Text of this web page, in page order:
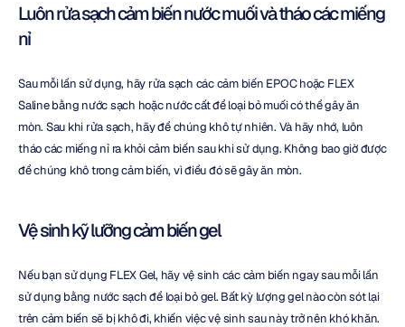
Luôn rửa sạch cảm biến nước muối và tháo các miếng
nỉ
Sau mỗi lần sử dụng, hãy rửa sạch các cảm biến EPOC hoặc FLEX
Saline bằng nước sạch hoặc nước cất để loại bỏ muối có thể gây ăn
mòn. Sau khi rửa sạch, hãy để chúng khô tự nhiên. Và hãy nhớ, luôn
tháo các miếng nỉ ra khỏi cảm biến sau khi sử dụng. Không bao giờ được
để chúng khô trong cảm biến, vì điều đó sẽ gây ăn mòn.
Vệ sinh kỹ lưỡng cảm biến gel
Nếu bạn sử dụng FLEX Gel, hãy vệ sinh các cảm biến ngay sau mỗi lần
sử dụng bằng nước sạch để loại bỏ gel. Bất kỳ lượng gel nào còn sót lại
trên cảm biến sẽ bị khô đi, khiến việc vệ sinh sau này trở nên khó khăn.